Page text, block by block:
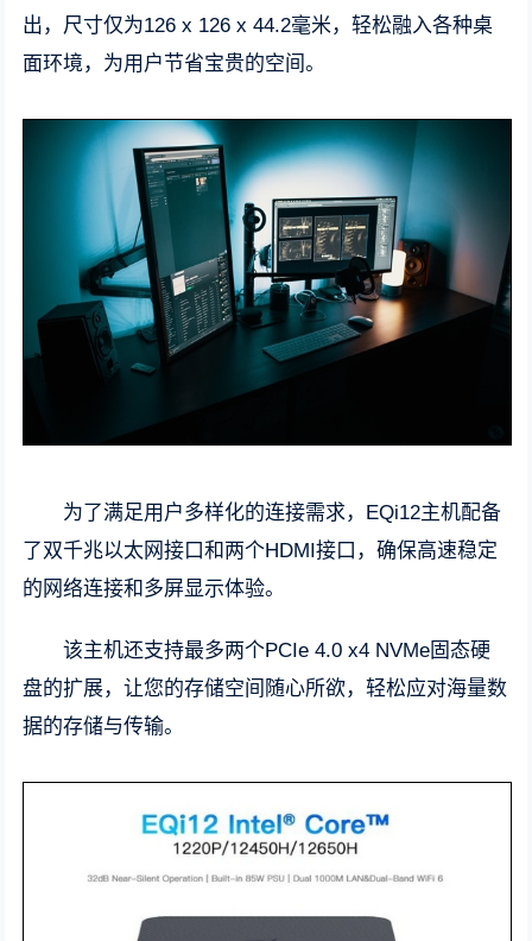
出，尺寸仅为126 x 126 x 44.2毫米，轻松融入各种桌
面环境，为用户节省宝贵的空间。
为了满足用户多样化的连接需求，EQi12主机配备
了双千兆以太网接口和两个HDMI接口，确保高速稳定
的网络连接和多屏显示体验。
该主机还支持最多两个PCIe 4.0 x4 NVMe固态硬
盘的扩展，让您的存储空间随心所欲，轻松应对海量数
据的存储与传输。